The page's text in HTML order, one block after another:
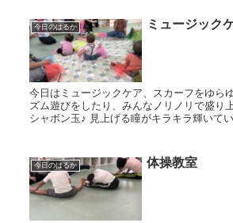
今日のはるか ミュージック
今日はミュージックケア、スカーフをゆらゆらした
ズム遊びをしたり、みんなノリノリで盛り上がり
シャボン玉♪ 見上げる瞳がキラキラ輝い
今日のはるか 体操教室